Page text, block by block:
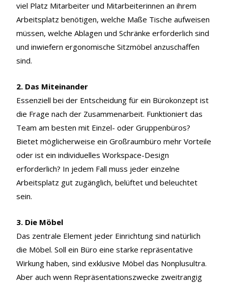
viel Platz Mitarbeiter und Mitarbeiterinnen an ihrem
Arbeitsplatz benötigen, welche Maße Tische aufweisen
müssen, welche Ablagen und Schränke erforderlich sind
und inwiefern ergonomische Sitzmöbel anzuschaffen
sind.
2. Das Miteinander
Essenziell bei der Entscheidung für ein Bürokonzept ist
die Frage nach der Zusammenarbeit. Funktioniert das
Team am besten mit Einzel- oder Gruppenbüros?
Bietet möglicherweise ein Großraumbüro mehr Vorteile
oder ist ein individuelles Workspace-Design
erforderlich? In jedem Fall muss jeder einzelne
Arbeitsplatz gut zugänglich, belüftet und beleuchtet
sein.
3. Die Möbel
Das zentrale Element jeder Einrichtung sind natürlich
die Möbel. Soll ein Büro eine starke repräsentative
Wirkung haben, sind exklusive Möbel das Nonplusultra.
Aber auch wenn Repräsentationszwecke zweitrangig